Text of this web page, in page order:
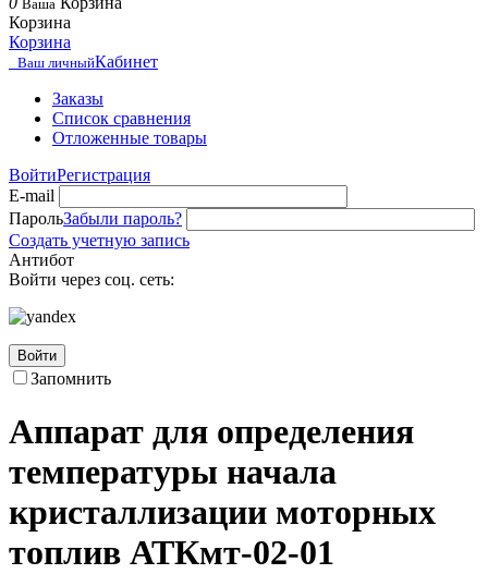
Ваша
Корзина
Корзина
Ваш личныйКабинет
Заказы
Список сравнения
Отложенные товары
ВойтиРегистрация
E-mail
ПарольЗабыли пароль?
Создать учетную запись
Антибот
Войти через соц. сеть:
Войти
Запомнить
Аппарат для определения
температуры начала
кристаллизации моторных
топлив АТКмт-02-01